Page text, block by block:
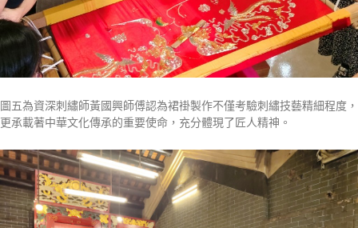
圖五為資深刺繡師黃國興師傅認為裙褂製作不僅考驗刺繡技藝精細程度，
更承載著中華文化傳承的重要使命，充分體現了匠人精神。